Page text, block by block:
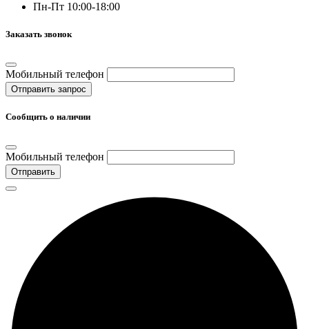
Пн-Пт 10:00-18:00
Заказать звонок
Мобильный телефон
Отправить запрос
Сообщить о наличии
Мобильный телефон
Отправить